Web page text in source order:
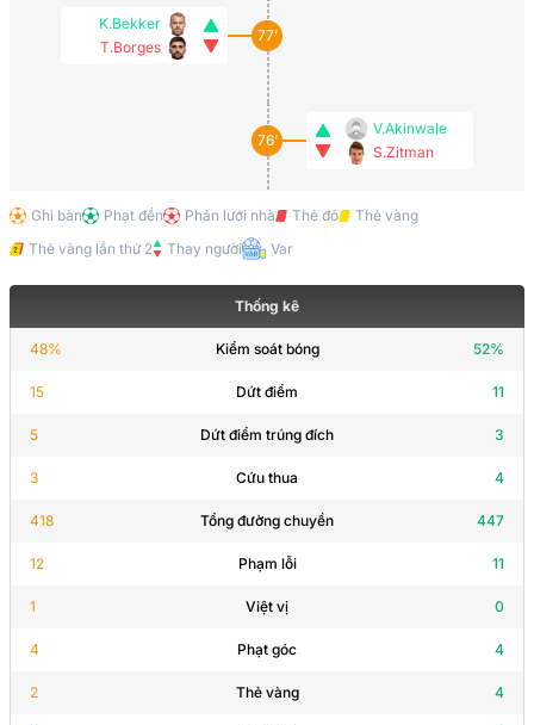
K.Bekker
T.Borges
77’
76’
V.Akinwale
S.Zitman
69’
65’
64’
Thống kê
48% Kiểm soát bóng 52%
15 Dứt điểm 11
5 Dứt điểm trúng đích 3
3 Cứu thua 4
418 Tổng đường chuyền 447
12 Phạm lỗi 11
1 Việt vị 0
4 Phạt góc 4
2 Thẻ vàng 4
Ghi bàn Phạt đền Phản lưới nhà Thẻ đỏ
Thẻ vàng
Thẻ vàng lần thứ 2
Thay người Var